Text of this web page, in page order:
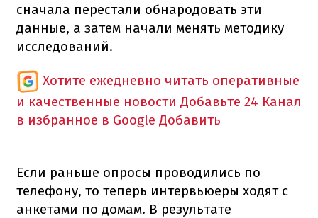
сначала перестали обнародовать эти
данные, а затем начали менять методику
исследований.
Хотите ежедневно читать оперативные
и качественные новости Добавьте 24 Канал
в избранное в Google Добавить
Если раньше опросы проводились по
телефону, то теперь интервьюеры ходят с
анкетами по домам. В результате